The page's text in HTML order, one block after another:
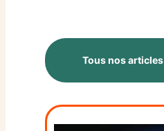
Tous nos articles